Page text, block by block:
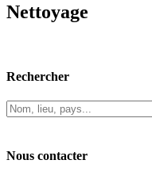
Nettoyage
Rechercher
Nous contacter